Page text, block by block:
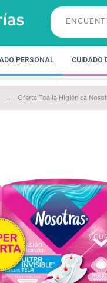
PERSONAL CUIDADO
Oferta Toalla Higiénica